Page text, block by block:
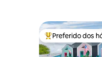
Entre os
Preferido dos